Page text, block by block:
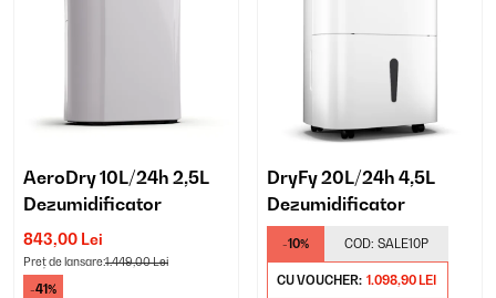
AeroDry 10L/24h 2,5L
Dezumidificator
843,00 Lei
Preț de lansare:1.449,00 Lei
-41%
DryFy 20L/24h 4,5L
Dezumidificator
-10% COD: SALE10P
CU VOUCHER: 1.098,90 LEI